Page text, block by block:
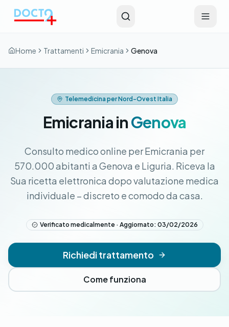
Home Trattamenti Emicrania Genova
Telemedicina per Nord-Ovest Italia
Emicrania inGenova
Consulto medico online per Emicrania per
570.000 abitanti a Genova e Liguria. Riceva la
Sua ricetta elettronica dopo valutazione medica
individuale – discreto e comodo da casa.
Verificato medicalmente · Aggiornato: 03/02/2026
Richiedi trattamento
Come funziona